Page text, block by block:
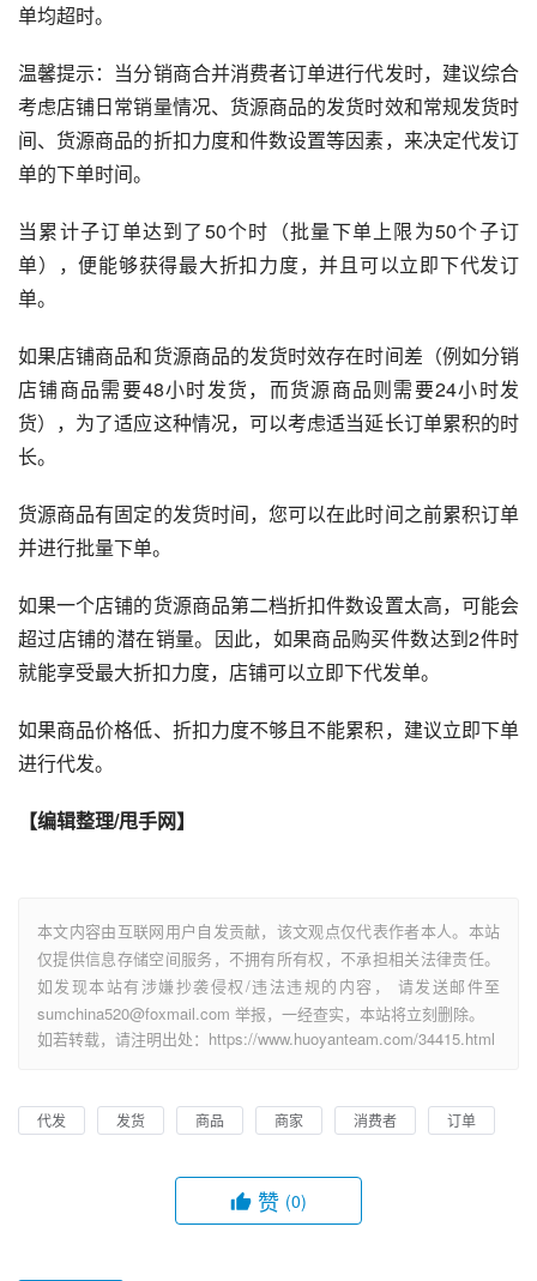
单均超时。
温馨提示：当分销商合并消费者订单进行代发时，建议综合
考虑店铺日常销量情况、货源商品的发货时效和常规发货时
间、货源商品的折扣力度和件数设置等因素，来决定代发订
单的下单时间。
当累计子订单达到了50个时（批量下单上限为50个子订
单），便能够获得最大折扣力度，并且可以立即下代发订
单。
如果店铺商品和货源商品的发货时效存在时间差（例如分销
店铺商品需要48小时发货，而货源商品则需要24小时发
货），为了适应这种情况，可以考虑适当延长订单累积的时
长。
货源商品有固定的发货时间，您可以在此时间之前累积订单
并进行批量下单。
如果一个店铺的货源商品第二档折扣件数设置太高，可能会
超过店铺的潜在销量。因此，如果商品购买件数达到2件时
就能享受最大折扣力度，店铺可以立即下代发单。
如果商品价格低、折扣力度不够且不能累积，建议立即下单
进行代发。
【编辑整理/甩手网】
本文内容由互联网用户自发贡献，该文观点仅代表作者本人。本站
仅提供信息存储空间服务，不拥有所有权，不承担相关法律责任。
如发现本站有涉嫌抄袭侵权/违法违规的内容， 请发送邮件至
sumchina520@foxmail.com 举报，一经查实，本站将立刻删除。
如若转载，请注明出处：https://www.huoyanteam.com/34415.html
代发 发货 商品 商家 消费者 订单
赞 (0)